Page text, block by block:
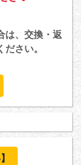
は、交換・返
さい。